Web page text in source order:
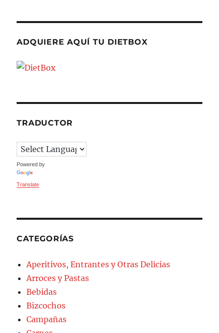
ADQUIERE AQUÍ TU DIETBOX
TRADUCTOR
Powered by
Translate
CATEGORÍAS
Aperitivos, Entrantes y Otras Delicias
Arroces y Pastas
Bebidas
Bizcochos
Campañas